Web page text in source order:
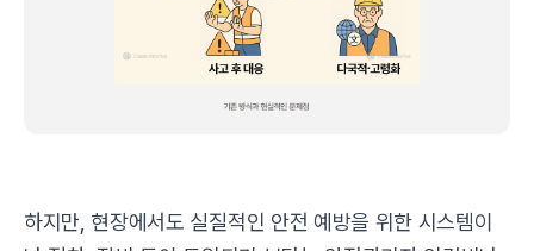
하지만, 현장에서도 실질적인 안전 예방을 위한 시스템이